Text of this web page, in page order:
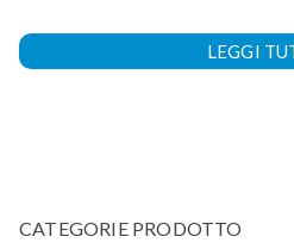
LEGGI
CATEGORIE PRODOTTO